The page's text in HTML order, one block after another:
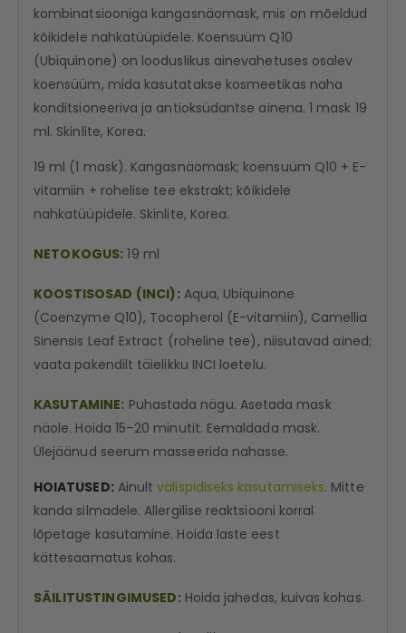
kombinatsiooniga kangasnäomask, mis on mõeldud
kõikidele nahkatüüpidele. Koensuüm Q10
(Ubiquinone) on looduslikus ainevahetuses osalev
koensüüm, mida kasutatakse kosmeetikas naha
konditsioneeriva ja antioksüdantse ainena. 1 mask 19
ml. Skinlite, Korea.
19 ml (1 mask). Kangasnäomask; koensuüm Q10 + E-
vitamiin + rohelise tee ekstrakt; kõikidele
nahkatüüpidele. Skinlite, Korea.
NETOKOGUS: 19 ml
KOOSTISOSAD (INCI):Aqua, Ubiquinone
(Coenzyme Q10), Tocopherol (E-vitamiin), Camellia
Sinensis Leaf Extract (roheline tee), niisutavad ained;
vaata pakendilt täielikku INCI loetelu.
KASUTAMINE: Puhastada nägu. Asetada mask
näole. Hoida 15–20 minutit. Eemaldada mask.
Ülejäänud seerum masseerida nahasse.
HOIATUSED:Ainultvälispidiseks kasutamiseks. Mitte
kanda silmadele. Allergilise reaktsiooni korral
lõpetage kasutamine. Hoida laste eest
kättesaamatus kohas.
SÄILITUSTINGIMUSED:Hoida jahedas, kuivas kohas.